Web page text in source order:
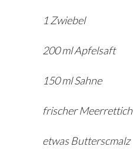
1 Zwiebel
200 ml Apfelsaft
150 ml Sahne
frischer Meerrettich
etwas Butterscmalz